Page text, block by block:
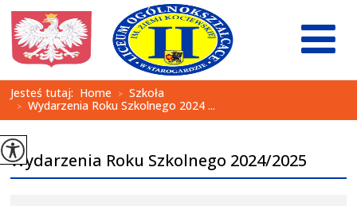
Jesteś tutaj: Home > Szkoła
> Wydarzenia Roku Szkolnego 2024 ...
Wydarzenia Roku Szkolnego 2024/2025